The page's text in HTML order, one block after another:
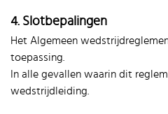
4. Slotbepalingen
Het Algemeen
toepassing.
In alle gevallen waarin dit
wedstrijdleiding.